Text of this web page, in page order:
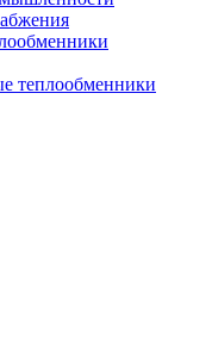
теплообменники